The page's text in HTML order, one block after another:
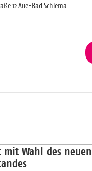
12 Aue-Bad Schlema
mit Wahl des neuen